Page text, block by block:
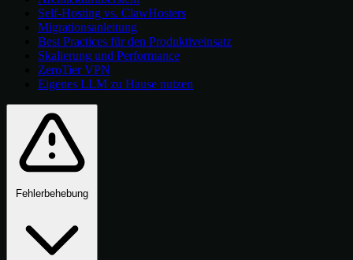
Self-Hosting vs. ClawHosters
Migrationsanleitung
Best Practices für den Produktiveinsatz
Skalierung und Performance
ZeroTier VPN
Eigenes LLM zu Hause nutzen
Fehlerbehebung